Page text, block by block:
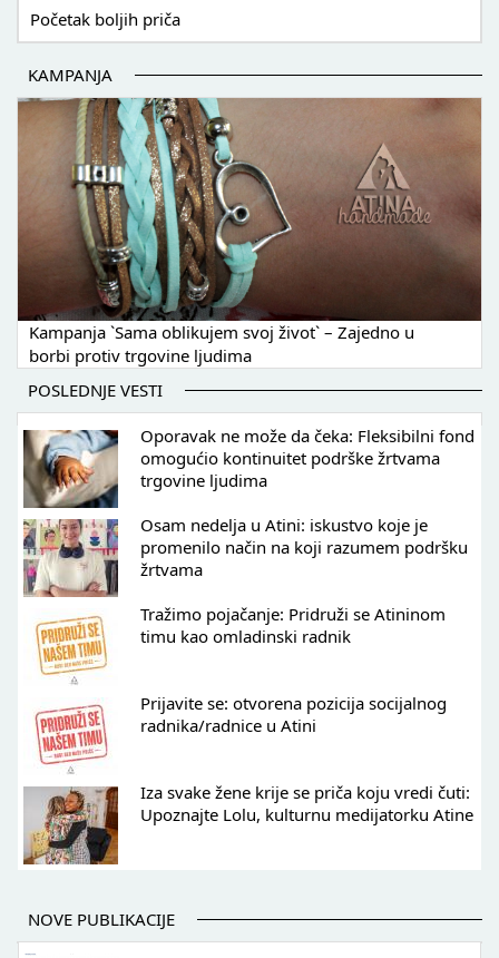
Početak boljih priča
KAMPANJA
Kampanja `Sama oblikujem svoj život` – Zajedno u
borbi protiv trgovine ljudima
POSLEDNJE VESTI
Oporavak ne može da čeka: Fleksibilni fond
omogućio kontinuitet podrške žrtvama
trgovine ljudima
Osam nedelja u Atini: iskustvo koje je
promenilo način na koji razumem podršku
žrtvama
Tražimo pojačanje: Pridruži se Atininom
timu kao omladinski radnik
Prijavite se: otvorena pozicija socijalnog
radnika/radnice u Atini
Iza svake žene krije se priča koju vredi čuti:
Upoznajte Lolu, kulturnu medijatorku Atine
NOVE PUBLIKACIJE